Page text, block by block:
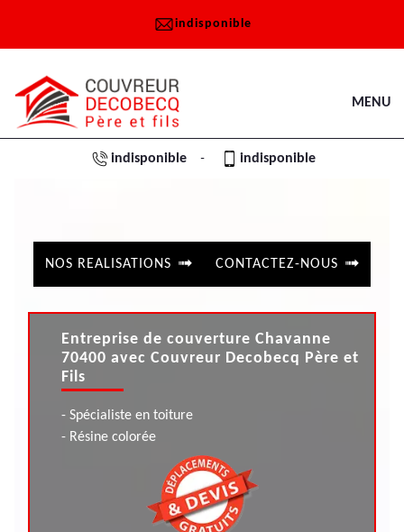
indisponible
MENU
indisponible - indisponible
NOS REALISATIONS CONTACTEZ-NOUS
Entreprise de couverture Chavanne
70400 avec Couvreur Decobecq Père et
Fils
- Spécialiste en toiture
- Résine colorée